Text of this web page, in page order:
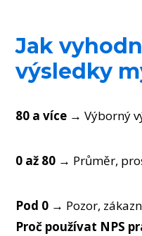
Jak
výsledky
80 a více → Výborný
0 až 80 → Průměr,
Pod 0 → Pozor,
Proč používat NPS